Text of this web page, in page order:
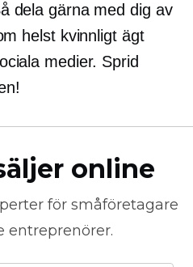
dela gärna med dig av
helst kvinnligt ägt
medier. Sprid
online
för småföretagare
entreprenörer.